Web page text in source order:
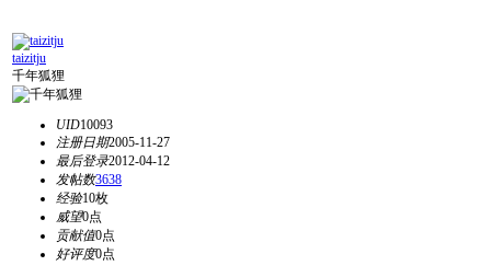
taizitju
千年狐狸
UID10093
注册日期2005-11-27
最后登录2012-04-12
发帖数3638
经验10枚
威望0点
贡献值0点
好评度0点